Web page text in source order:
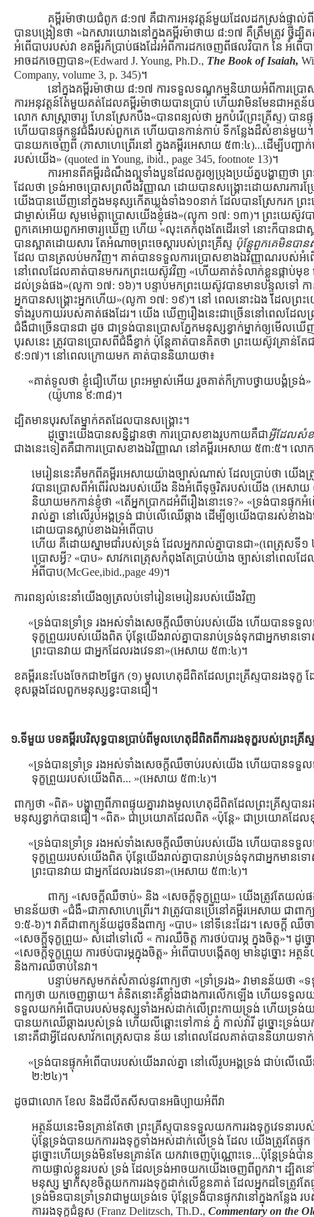
គម្ពីរម៉ាថាយជំពូក ៨:១៧ គឺជាការអនុវត្ដន៍មួយដែលដកស្រង់ផ្ទា
បានបង្រៀនថា «ឯកសារយោងនៅក្នុងគម្ពីរម៉ាថាយ ៨:១៧ គឺត្រឹមត្រូវ ថ្វីដ្
អំពើបាបរបស់វា ខគម្ពីរក៏ប្រាប់ផងដែរអំពីការដកចេញពីផលវិបាក នៃ អំព
អាចដកចេញបាន»(Edward J. Young, Ph.D., The Book of Isaiah,
Company, volume 3, p. 345)។
នៅក្នុងគម្ពីរម៉ាថាយ ៨:១៧ ការទទួលទណ្ឌកម្មនិយាយអំពីការប្រោស
ការអនុវត្ដន៍តែមួយគត់ដែលគម្ពីរម៉ាថាយបានប្រាប់ ហើយវាមិនមែនជាអត្
លោក សាស្រ្ដាចារ្យ ហែនស្រែកបឺង«បានពន្យល់ថា អ្នកបំរើ(ព្រះគ្រីស្ទ) ប
ហើយបានផ្ទុកនូវជំងឺរបស់ពួកគេ ហើយបានកាន់កាប់ ទីកន្លែងដ៏សំខាន់មួយ។
បានយកចេញពី (ភាសាហេព្រើរនៅ ក្នុងគម្ពីរអេសាយ ៥៣:៤)...ដើម្បីបញ្ជាក់
របស់យើង» (quoted in Young, ibid., page 345, footnote 13)។
ការអានពីគម្ពីរដំណឹងល្អទាំងបួនដែលគួរឲ្យប្រុងប្រយ័ត្នបង្ហាញថា
ដែលថា ទ្រង់អាចប្រោសព្រលឹងវិញ្ញាណ ដោយបានសង្រ្គោះដោយសារការ
យើងបានឃើញនៅក្នុងមនុស្សកើតឃ្លង់ទាំង១០នាក់ ដែលបានស្រែករក ព្
ជាម្ចាស់អើយ សូមមេត្តាប្រោសយើងខ្ញុំផង»(លូកា ១៧: ១៣)។ ព្រះយេស៊ូវបា
ពួកគេអោយពួកអាចារ្យឃើញ ហើយ «លុះគេកំពុងតែដើរទៅ នោះក៏បានជា
បានស្អាតដោយសារ តែអំណាចព្រះចេស្ដារបស់ព្រះគ្រីស្ទ ប៉ុន្ដែពួកគេមិនបាន
ដែល បានត្រលប់មកវិញ។ គាត់បានទទួលការប្រោសខាងឯវិញ្ញាណរបស់អំពើ
នៅពេលដែលគាត់បានមករកព្រះយេស៊ូវវិញ «ហើយគាត់ទំលាក់ខ្លួនផ្កាប់មុ
ដល់ទ្រង់ផង»(លូកា ១៧: ១៦)។ បន្ទាប់មកព្រះយេស៊ូវបានមានបន្ទូលទៅ ក
អ្នកបានសង្គ្រោះអ្នកហើយ»(លូកា ១៧: ១៩)។ នៅ ពេលនោះឯង ដែលព្រ
ទាំងរូបកាយរបស់គាត់ផងដែរ។ យើង ឃើញរឿងនេះជាច្រើននៅពេលដែលព្រ
ជំងឺជាច្រើនបានជា ដូច ជាទ្រង់បានប្រោសភ្នែកមនុស្សខ្វាក់ម្នាក់ឲ្យមើល
បុរសនេះ ត្រូវបានប្រោសពីជំងឺខ្វាក់ ប៉ុន្ដែគាត់បានគិតថា ព្រះយេស៊ូវគ្រាន់ត
៩:១៧)។ នៅពេលក្រោយមក គាត់បាននិយាយថា៖
«គាត់ទូលថា ខ្ញុំជឿហើយ ព្រះអម្ចាស់អើយ រួចគាត់ក៏ក្រាបថ្វាយបង្គំទ្រង់»
(យ៉ូហាន ៩:៣៨)។
ដ្បិតមានបុរសតែម្នាក់គតដែលបានសង្រ្គោះ។
ដូច្នោះយើងបានសន្និដ្ឋានថា ការប្រោសខាងរូបកាយគឺជាអ្វីដែលសំ
ជាងនេះទៀតគឺជាការប្រោសខាងឯវិញ្ញាណ នៅគម្ពីរអេសាយ ៥៣:៥។ លោ
មេរៀននេះគឺមកពីគម្ពីរអេសាយយ៉ាងច្បាស់ណាស់ ដែលប្រាប់ថា យើងត្
វបានប្រោសពីអំពើរំលងរបស់យើង និងអំពើទុច្ចរិតរបស់យើង (អេសាយ
និយាយមកកាន់ខ្ញុំថា «តើអ្នកប្រាកដអំពីរឿងនោះទេ?» «ទ្រង់បានផ្ទុក
រាល់គ្នា នៅលើរូបអង្គទ្រង់ ជាប់លើឈើឆ្កាង ដើម្បីឲ្យយើងបានរស់ខាង
ដោយបានស្លាប់ខាងឯអំពើបាប
ហើយ គឺដោយស្នាមជាំរបស់ទ្រង់ ដែលអ្នករាល់គ្នាបានជា»(ពេត្រុសទី
ប្រោសអ្វី? «បាប» សាវកពេត្រុសកំពុងតែប្រាប់យ៉ាង ច្បាស់នៅពេល
អំពីបាប(McGee,ibid.,page 49)។
ការពន្យល់នេះនាំយើងឲ្យត្រលប់ទៅរៀនមេរៀនរបស់យើងវិញ
«ទ្រង់បានទ្រាំទ្រ រងអស់ទាំងសេចក្តីឈឺចាប់របស់យើង ហើយបានទទួល
ទុក្ខព្រួយរបស់យើងពិត ប៉ុន្តែយើងរាល់គ្នាបានរាប់ទ្រង់ទុកជាអ្នកមាន
ព្រះបានវាយ ជាអ្នកដែលរងវេទនា»(អេសាយ ៥៣:៤)។
ខគម្ពីរនេះបែងចែកជា២ផ្នែក (១) មូលហេតុដ៏ពិតដែលព្រះគ្រីស្ទបានរងទុក្
ខុសឆ្គងដែលពួកមនុស្សខ្វះបានជឿ។
១.ទីមួយ បទគម្ពីរបរិសុទ្ធបានប្រាប់ពីមូលហេតុដ៏ពិតពីការរងទុក្ខរបស់ព្រះគ្រីស្
«ទ្រង់បានទ្រាំទ្រ រងអស់ទាំងសេចក្តីឈឺចាប់របស់យើង ហើយបានទទួល
ទុក្ខព្រួយរបស់យើងពិត... »(អេសាយ ៥៣:៤)។
ពាក្យថា «ពិត» បង្ហាញពីភាពផ្ទុយគ្នារវាងមូលហេតុដ៏ពិតដែលព្រះគ្រីស្ទ
មនុស្សខ្វាក់បានជឿ។ «ពិត» ជាប្រយោគដែលពិត «ប៉ុន្ដែ» ជាប្រយោគដែល
«ទ្រង់បានទ្រាំទ្រ រងអស់ទាំងសេចក្តីឈឺចាប់របស់យើង ហើយបានទទួល
ទុក្ខព្រួយរបស់យើងពិត ប៉ុន្តែយើងរាល់គ្នាបានរាប់ទ្រង់ទុកជាអ្នកមាន
ព្រះបានវាយ ជាអ្នកដែលរងវេទនា»(អេសាយ ៥៣:៤)។
ពាក្យ «សេចក្ដីឈឺចាប់» និង «សេចក្ដីទុក្ខព្រួយ» យើងត្រូវតែយល់ផ
មានន័យថា «ជំងឺ»ជាភាសាហេព្រើរ។ វាត្រូវបានប្រើនៅគម្ពីរអេសាយ ជាព
១:៥-៦)។ វាគឺជាពាក្យន័យដូចនឹងពាក្យ «បាប» នៅទីនេះដែរ។ សេចក្ដី
«សេចក្ដីទុក្ខព្រួយ» សំដៅទៅលើ « ការឈឺចិត្ដ ការថប់បារម្ភ ក្នុងចិត្ដ»។ ដូ
«សេចក្ដីទុក្ខព្រួយ ការថប់បារម្ភក្នុងចិត្ដ» អំពើបាបបង្កើតឲ្យ មានដូច្នោះ
និងការឈឺចាប់នៃវា។
បន្ទាប់មកសូមកត់សំគាល់នូវពាក្យថា «ទ្រាំទ្ររង» វាមានន័យថា «
ពាក្យថា យកចេញឆ្ងាយ។ គំនិតនោះគឺខ្លាំងជាងការលើកឡើង ហើយទទួលយ
ទទួលយកអំពើបាបរបស់មនុស្សទាំងអស់ដាក់លើព្រះកាយទ្រង់ ហើយទ្រង់យក
បានយកឈើឆ្កាងរបស់ទ្រង់ ហើយលីឆ្ពោះទៅកាន់ ភ្នំ កាល់វ៉ារី ដូច្នោះទ្រ
នោះគឺជាអ្វីដែលសាវ័កពេត្រុសបាន ន័យ នៅពេលដែលគាត់បាននិយាយទាក់
«ទ្រង់បានផ្ទុកអំពើបាបរបស់យើងរាល់គ្នា នៅលើរូបអង្គទ្រង់ ជាប់លើឈ
២:២៤)។
ដូចជាលោក ខែល និងដីលីតសីសបានអធិប្បាយអំពីវា
អត្ថន័យនេះមិនគ្រាន់តែថា ព្រះគ្រីស្ទបានទទួលយកការរងទុក្ខវេទនារ
ប៉ុន្ដែទ្រង់បានយកការរងទុក្ខទាំងអស់ដាក់លើទ្រង់ ដែល យើងត្រូវតែផ្
ដូច្នោះហើយទ្រង់មិនមែនគ្រាន់តែ យកវាចេញប៉ុណ្ណោះទេ...ប៉ុន្ដែទ្រង់បាន
កាយផ្ទាល់ខ្លួនរបស់ ទ្រង់ ដែលទ្រង់អាចយកយើងចេញពីពួកវា។ ដ្បិ
មនុស្ស ម្នាក់សុខចិត្ដយកការរងទុក្ខដាក់លើខ្លួនគាត់ ដែលអ្នកដទៃត្រូវត
ទ្រង់មិនបានទ្រាំទ្រវាជាមួយទ្រង់ទេ ប៉ុន្ដែទ្រង់បានផ្ទុកវានៅក្នុងកន្លែ
ការរងទុក្ខជំនួស (Franz Delitzsch, Th.D., Commentary on the